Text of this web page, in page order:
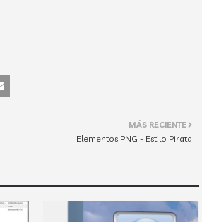
MÁS RECIENTE
Elementos PNG - Estilo Pirata